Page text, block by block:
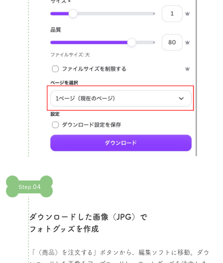
Step.04
ダウンロードした画像（JPG）で
フォトグッズを作成​
「（商品）を注文する」ボタンから、編集ソフトに移動。ダウ